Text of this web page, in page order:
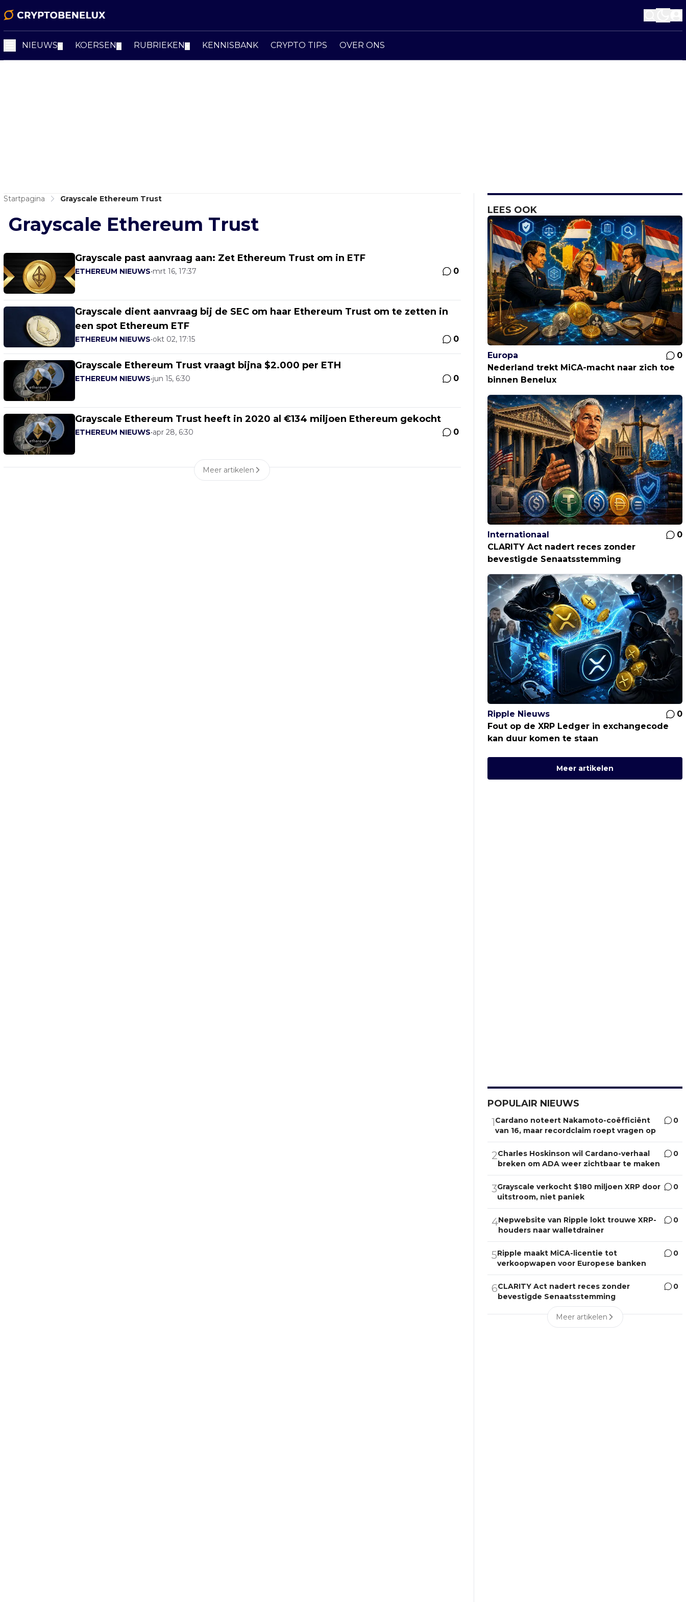
NIEUWS KOERSEN RUBRIEKEN KENNISBANK CRYPTO TIPS OVER ONS
Startpagina Grayscale Ethereum Trust
Grayscale Ethereum Trust
Grayscale past aanvraag aan: Zet Ethereum Trust om in ETF
ETHEREUM NIEUWS•mrt 16, 17:37 0
Grayscale dient aanvraag bij de SEC om haar Ethereum Trust om te zetten in
een spot Ethereum ETF
ETHEREUM NIEUWS•okt 02, 17:15 0
Grayscale Ethereum Trust vraagt bijna $2.000 per ETH
ETHEREUM NIEUWS•jun 15, 6:30 0
Grayscale Ethereum Trust heeft in 2020 al €134 miljoen Ethereum gekocht
ETHEREUM NIEUWS•apr 28, 6:30 0
Meer artikelen
LEES OOK
Europa
0
Nederland trekt MiCA-macht naar zich toe
binnen Benelux
Internationaal
0
CLARITY Act nadert reces zonder
bevestigde Senaatsstemming
Ripple Nieuws
0
Fout op de XRP Ledger in exchangecode
kan duur komen te staan
Meer artikelen
POPULAIR NIEUWS
1Cardano noteert Nakamoto-coëfficiënt
van 16, maar recordclaim roept vragen op
0
2Charles Hoskinson wil Cardano-verhaal
breken om ADA weer zichtbaar te maken
0
3Grayscale verkocht $180 miljoen XRP door
uitstroom, niet paniek
0
4Nepwebsite van Ripple lokt trouwe XRP-
houders naar walletdrainer
0
5Ripple maakt MiCA-licentie tot
verkoopwapen voor Europese banken
0
6CLARITY Act nadert reces zonder
bevestigde Senaatsstemming
0
Meer artikelen